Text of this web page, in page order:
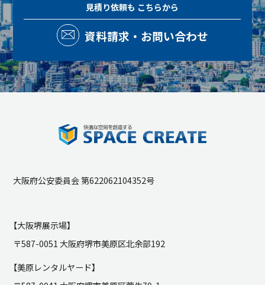
見積り依頼も こちらから
資料請求・お問い合わせ
大阪府公安委員会 第622062104352号
【大阪堺展示場】
〒587-0051 大阪府堺市美原区北余部192
【美原レンタルヤード】